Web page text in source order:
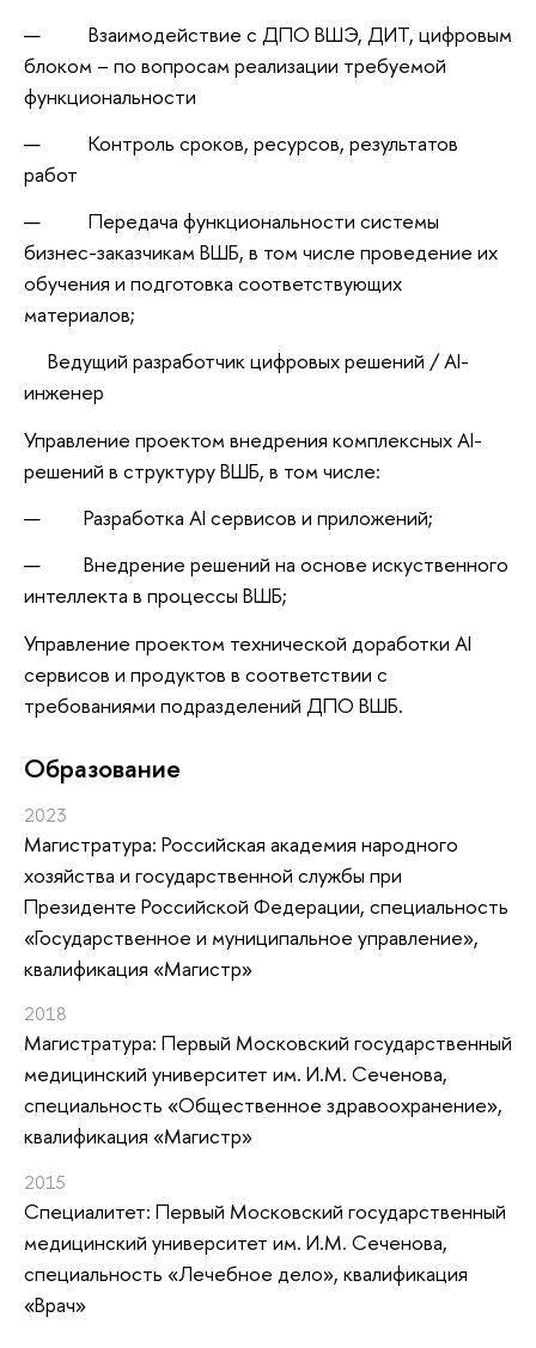
Взаимодействие с ДПО ВШЭ, ДИТ, цифровым
блоком – по вопросам реализации требуемой
функциональности
Контроль сроков, ресурсов, результатов
работ
Передача функциональности системы
бизнес-заказчикам ВШБ, в том числе проведение их
обучения и подготовка соответствующих
материалов;
Ведущий разработчик цифровых решений / AI-
инженер
Управление проектом внедрения комплексных AI-
решений в структуру ВШБ, в том числе:
Разработка AI сервисов и приложений;
Внедрение решений на основе искуственного
интеллекта в процессы ВШБ;
Управление проектом технической доработки AI
сервисов и продуктов в соответствии с
требованиями подразделений ДПО ВШБ.
Oбразование
2023
Магистратура: Российская академия народного
хозяйства и государственной службы при
Президенте Российской Федерации, специальность
«Государственное и муниципальное управление»,
квалификация «Магистр»
2018
Магистратура: Первый Московский государственный
медицинский университет им. И.М. Сеченова,
специальность «Общественное здравоохранение»,
квалификация «Магистр»
2015
Специалитет: Первый Московский государственный
медицинский университет им. И.М. Сеченова,
специальность «Лечебное дело», квалификация
«Врач»